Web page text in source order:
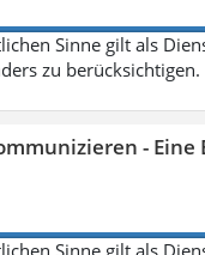
Sinne gilt als
zu berücksichtigen.
-